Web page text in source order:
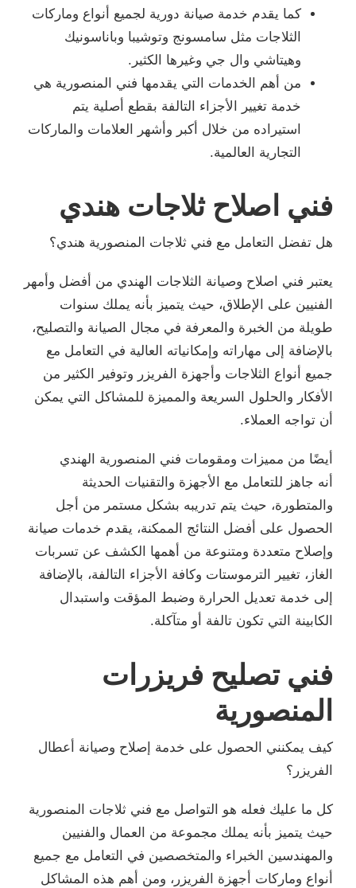
كما يقدم خدمة صيانة دورية لجميع أنواع وماركات
الثلاجات مثل سامسونج وتوشيبا وباناسونيك
وهيتاشي وال جي وغيرها الكثير.
من أهم الخدمات التي يقدمها فني المنصورية هي
خدمة تغيير الأجزاء التالفة بقطع أصلية يتم
استيراده من خلال أكبر وأشهر العلامات والماركات
التجارية العالمية.
فني اصلاح ثلاجات هندي
هل تفضل التعامل مع فني ثلاجات المنصورية هندي؟
يعتبر فني اصلاح وصيانة الثلاجات الهندي من أفضل وأمهر
الفنيين على الإطلاق، حيث يتميز بأنه يملك سنوات
طويلة من الخبرة والمعرفة في مجال الصيانة والتصليح،
بالإضافة إلى مهاراته وإمكانياته العالية في التعامل مع
جميع أنواع الثلاجات وأجهزة الفريزر وتوفير الكثير من
الأفكار والحلول السريعة والمميزة للمشاكل التي يمكن
أن تواجه العملاء.
أيضًا من مميزات ومقومات فني المنصورية الهندي
أنه جاهز للتعامل مع الأجهزة والتقنيات الحديثة
والمتطورة، حيث يتم تدريبه بشكل مستمر من أجل
الحصول على أفضل النتائج الممكنة، يقدم خدمات صيانة
وإصلاح متعددة ومتنوعة من أهمها الكشف عن تسربات
الغاز، تغيير الترموستات وكافة الأجزاء التالفة، بالإضافة
إلى خدمة تعديل الحرارة وضبط المؤقت واستبدال
الكابينة التي تكون تالفة أو متآكلة.
فني تصليح فريزرات
المنصورية
كيف يمكنني الحصول على خدمة إصلاح وصيانة أعطال
الفريزر؟
كل ما عليك فعله هو التواصل مع فني ثلاجات المنصورية
حيث يتميز بأنه يملك مجموعة من العمال والفنيين
والمهندسين الخبراء والمتخصصين في التعامل مع جميع
أنواع وماركات أجهزة الفريزر، ومن أهم هذه المشاكل